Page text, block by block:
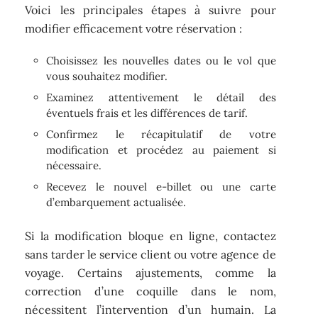
Voici les principales étapes à suivre pour
modifier efficacement votre réservation :
Choisissez les nouvelles dates ou le vol que
vous souhaitez modifier.
Examinez attentivement le détail des
éventuels frais et les différences de tarif.
Confirmez le récapitulatif de votre
modification et procédez au paiement si
nécessaire.
Recevez le nouvel e-billet ou une carte
d’embarquement actualisée.
Si la modification bloque en ligne, contactez
sans tarder le service client ou votre agence de
voyage. Certains ajustements, comme la
correction d’une coquille dans le nom,
nécessitent l’intervention d’un humain. La